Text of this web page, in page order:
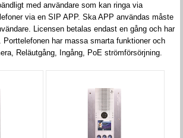
med användare som kan ringa via
via en SIP APP. Ska APP användas måste
Licensen betalas endast en gång och har
Porttelefonen har massa smarta funktioner och
Reläutgång, Ingång, PoE strömförsörjning.